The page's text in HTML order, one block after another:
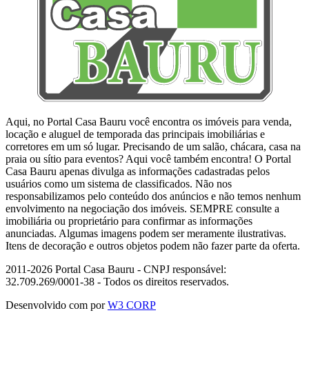
Aqui, no Portal Casa Bauru você encontra os imóveis para venda,
locação e aluguel de temporada das principais imobiliárias e
corretores em um só lugar. Precisando de um salão, chácara, casa na
praia ou sítio para eventos? Aqui você também encontra! O Portal
Casa Bauru apenas divulga as informações cadastradas pelos
usuários como um sistema de classificados. Não nos
responsabilizamos pelo conteúdo dos anúncios e não temos nenhum
envolvimento na negociação dos imóveis. SEMPRE consulte a
imobiliária ou proprietário para confirmar as informações
anunciadas. Algumas imagens podem ser meramente ilustrativas.
Itens de decoração e outros objetos podem não fazer parte da oferta.
2011-2026 Portal Casa Bauru - CNPJ responsável:
32.709.269/0001-38 - Todos os direitos reservados.
Desenvolvido com porW3 CORP